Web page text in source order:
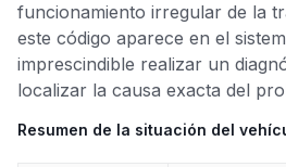
funcionamiento irregular de la
este código aparece en el
imprescindible realizar un
localizar la causa exacta del
Resumen de la situación del